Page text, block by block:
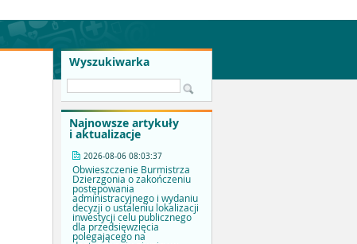
Wyszukiwarka
Najnowsze artykuły
i aktualizacje
2026-08-06 08:03:37
Obwieszczenie Burmistrza
Dzierzgonia o zakończeniu
postępowania
administracyjnego i wydaniu
decyzji o ustaleniu lokalizacji
inwestycji celu publicznego
dla przedsięwzięcia
polegającego na